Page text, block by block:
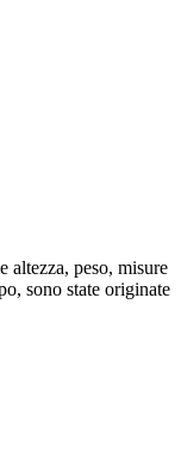
altezza, peso, misure
sono state originate